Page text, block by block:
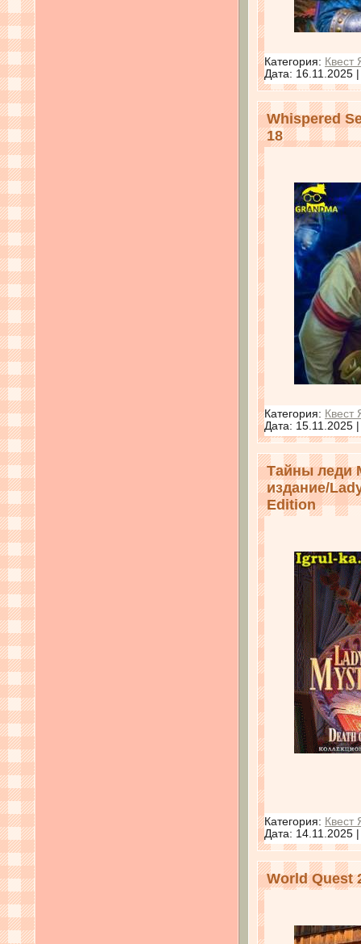
Категория: Квест
Дата: 16.11.2025
Whispered
18
Категория: Квест
Дата: 15.11.2025
Тайны леди
издание/
Edition
Категория: Квест
Дата: 14.11.2025
World Quest